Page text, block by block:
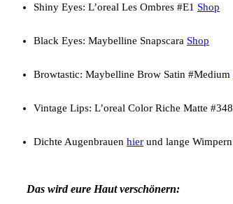
Shiny Eyes: L’oreal Les Ombres #E1 Shop
Black Eyes: Maybelline Snapscara Shop
Browtastic: Maybelline Brow Satin #Medium
Vintage Lips: L’oreal Color Riche Matte #348
Dichte Augenbrauen hier und lange Wimpern
Das wird eure Haut verschönern: